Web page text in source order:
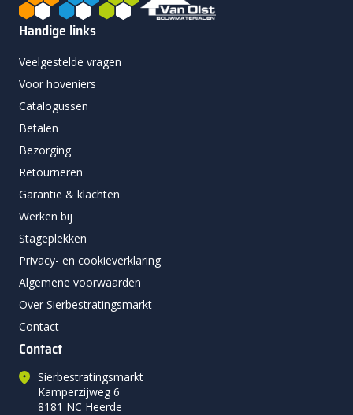
Handige links
Veelgestelde vragen
Voor hoveniers
Catalogussen
Betalen
Bezorging
Retourneren
Garantie & klachten
Werken bij
Stageplekken
Privacy- en cookieverklaring
Algemene voorwaarden
Over Sierbestratingsmarkt
Contact
Contact
Sierbestratingsmarkt
Kamperzijweg 6
8181 NC Heerde